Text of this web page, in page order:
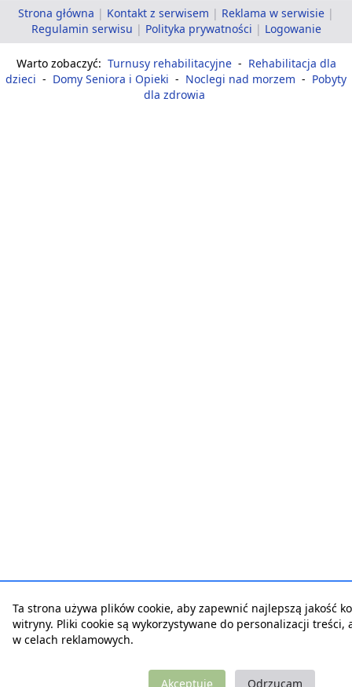
Strona główna | Kontakt z serwisem | Reklama w serwisie |
Regulamin serwisu | Polityka prywatności | Logowanie
Warto zobaczyć: Turnusy rehabilitacyjne - Rehabilitacja dla
dzieci - Domy Seniora i Opieki - Noclegi nad morzem - Pobyty
dla zdrowia
Ta strona używa plików cookie, aby zapewnić najlepszą jakość
witryny. Pliki cookie są wykorzystywane do personalizacji treści,
w celach reklamowych.
Akceptuję Odrzucam